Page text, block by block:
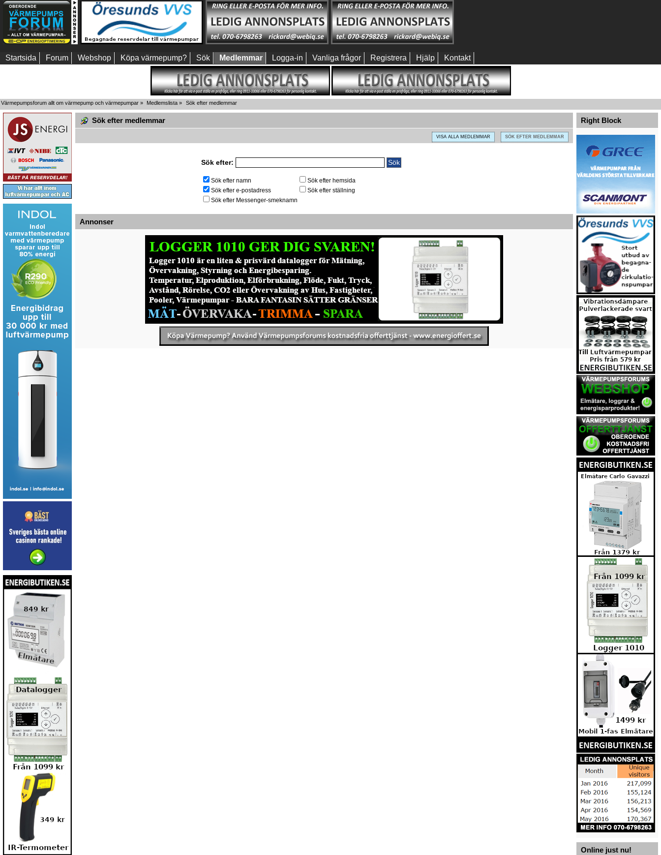
Startsida Forum Webshop Köpa värmepump? Sök Medlemmar Logga-in Vanliga frågor Registrera Hjälp Kontakt
Värmepumpsforum allt om värmepump och värmepumpar » Medlemslista » Sök efter medlemmar
Sök efter medlemmar
VISA ALLA MEDLEMMAR SÖK EFTER MEDLEMMAR
Sök efter:
Sök efter namn
Sök efter e-postadress
Sök efter Messenger-smeknamn
Sök efter hemsida
Sök efter ställning
Annonser
Right Block
Online just nu!